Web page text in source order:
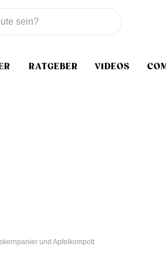
RATGEBER VIDEOS
und Apfelkompott